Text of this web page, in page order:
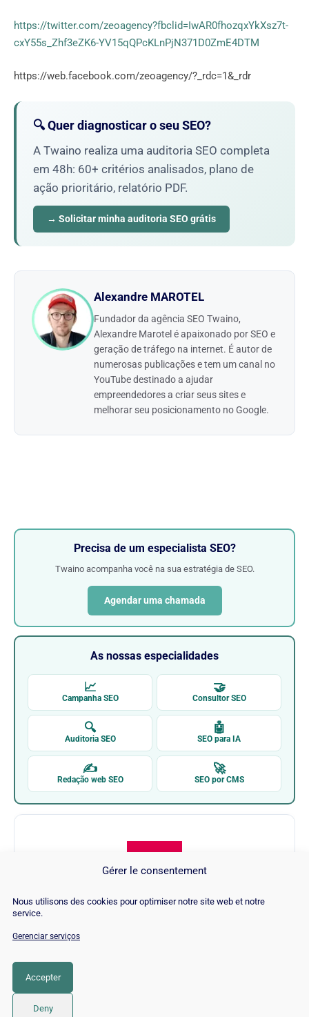
Gérer le consentement
Nous utilisons des cookies pour optimiser notre site web et notre
service.
Gerenciar serviços
Accepter
Deny
https://twitter.com/zeoagency?fbclid=IwAR0fhozqxYkXsz7t-
cxY55s_Zhf3eZK6-YV15qQPcKLnPjN371D0ZmE4DTM
https://web.facebook.com/zeoagency/?_rdc=1&_rdr
🔍 Quer diagnosticar o seu SEO?
A Twaino realiza uma auditoria SEO completa
em 48h: 60+ critérios analisados, plano de
ação prioritário, relatório PDF.
→ Solicitar minha auditoria SEO grátis
Alexandre MAROTEL
Fundador da agência SEO Twaino,
Alexandre Marotel é apaixonado por SEO e
geração de tráfego na internet. É autor de
numerosas publicações e tem um canal no
YouTube destinado a ajudar
empreendedores a criar seus sites e
melhorar seu posicionamento no Google.
Precisa de um especialista SEO?
Twaino acompanha você na sua estratégia de SEO.
Agendar uma chamada
As nossas especialidades
📈
Campanha SEO
🤝
Consultor SEO
🔍
Auditoria SEO
🤖
SEO para IA
✍
Redação web SEO
🚀
SEO por CMS
Tools Zeo
CATEGORIA